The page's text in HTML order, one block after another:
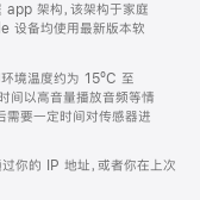
app 架构，该架构于家庭
设备均使用最新版本软
境温度约为 15ºC 至
间以高音量播放音频等情
需要一定时间对传感器进
你的 IP 地址，或者你在上次